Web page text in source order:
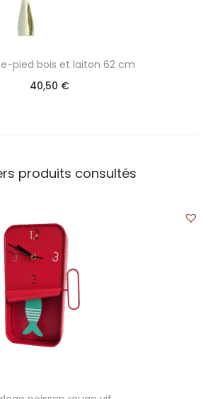
pied bois et laiton 62 cm
40,50 €
produits consultés